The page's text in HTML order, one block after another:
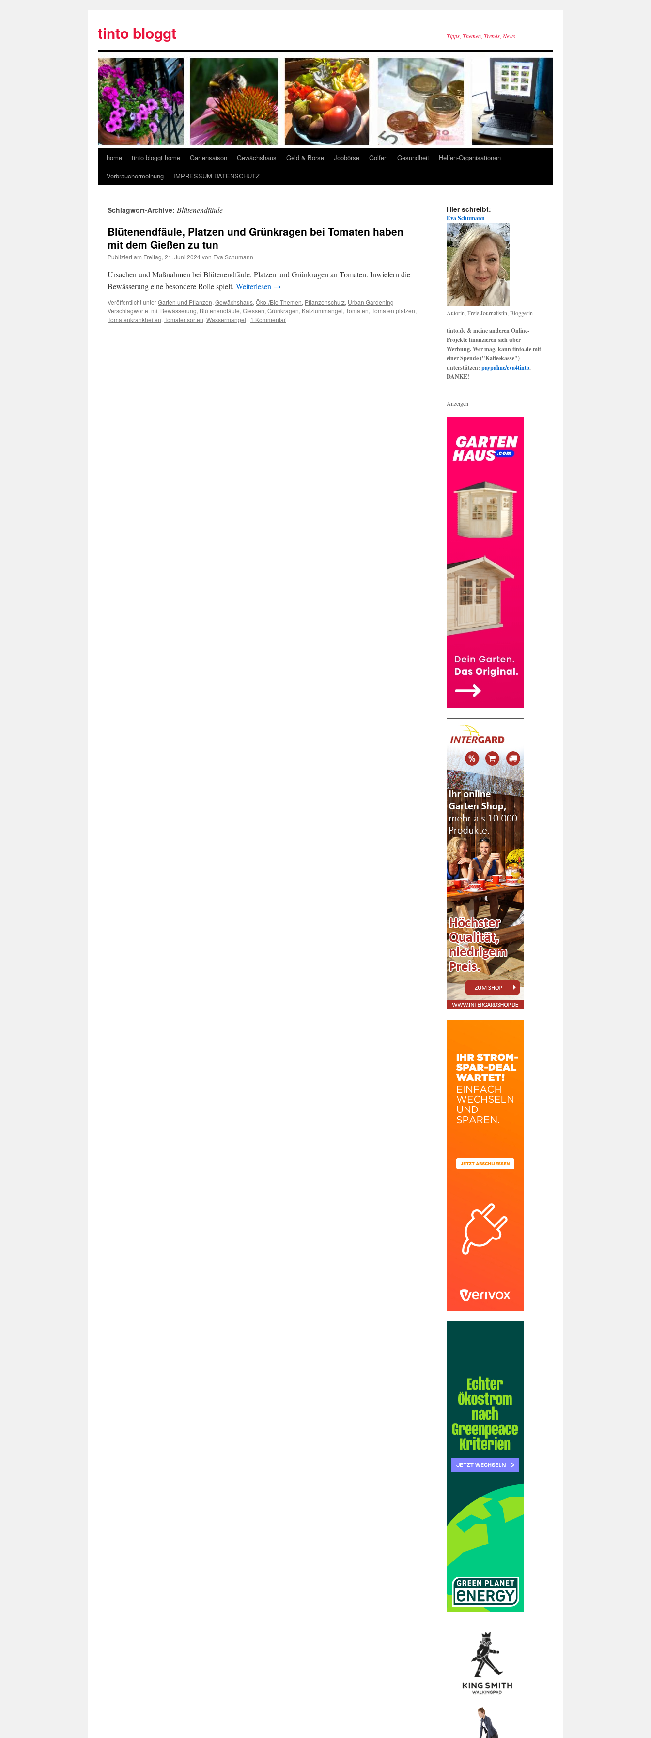
tinto bloggt Tipps, Themen, Trends, News
home tinto bloggt home Gartensaison Gewächshaus Geld & Börse Jobbörse Golfen Gesundheit
Helfen-Organisationen
Verbrauchermeinung
IMPRESSUM DATENSCHUTZ
Schlagwort-Archive: Blütenendfäule
Blütenendfäule, Platzen und Grünkragen bei Tomaten haben
mit dem Gießen zu tun
Publiziert am Freitag, 21. Juni 2024von Eva Schumann
Ursachen und Maßnahmen bei Blütenendfäule, Platzen und Grünkragen an Tomaten. Inwiefern die
Bewässerung eine besondere Rolle spielt. Weiterlesen →
Veröffentlicht unterGarten und Pflanzen, Gewächshaus, Öko-/Bio-Themen, Pflanzenschutz, Urban Gardening |
Verschlagwortet mit Bewässerung, Blütenendfäule, Giessen, Grünkragen, Kalziummangel, Tomaten, Tomaten platzen,
Tomatenkrankheiten, Tomatensorten, Wassermangel | 1 Kommentar
Hier schreibt:
Eva Schumann
Autorin, Freie Journalistin, Bloggerin
tinto.de & meine anderen Online-
Projekte finanzieren sich über
Werbung. Wer mag, kann tinto.de mit
einer Spende ("Kaffeekasse")
unterstützen: paypalme/eva4tinto.
DANKE!
Anzeigen